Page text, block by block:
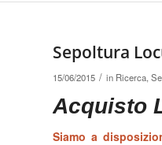
Sepoltura
15/06/2015 / in Ricerca,
Acquisto
Siamo a